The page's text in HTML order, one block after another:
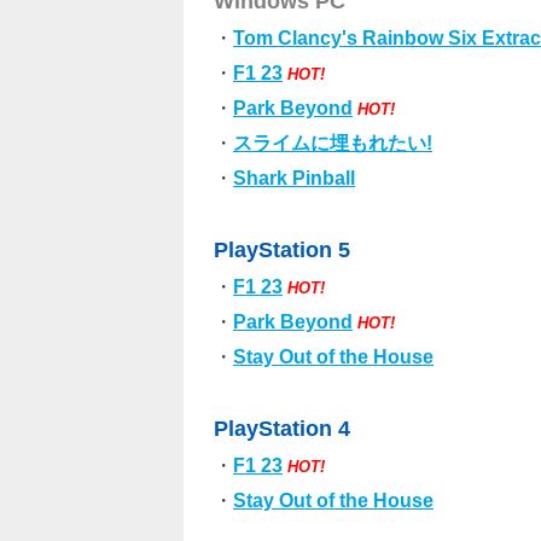
・ Tom Clancy's Rainbow Six
・ F1 23 HOT!
・ Park Beyond HOT!
・ スライムに埋もれたい!
・ Shark Pinball
PlayStation 5
・ F1 23 HOT!
・ Park Beyond HOT!
・ Stay Out of the House
PlayStation 4
・ F1 23 HOT!
・ Stay Out of the House